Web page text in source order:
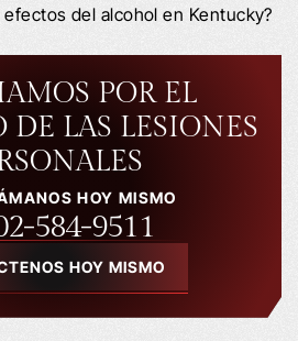
del alcohol en Kentucky?
POR EL
DE LAS LESIONES
HOY MISMO
HOY MISMO
584-9511